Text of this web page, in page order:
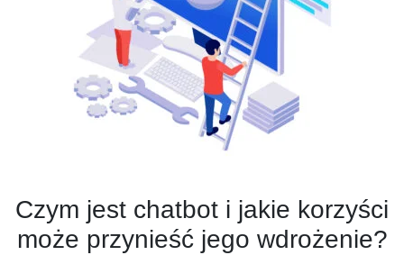
Czym jest chatbot i jakie korzyści
może przynieść jego wdrożenie?